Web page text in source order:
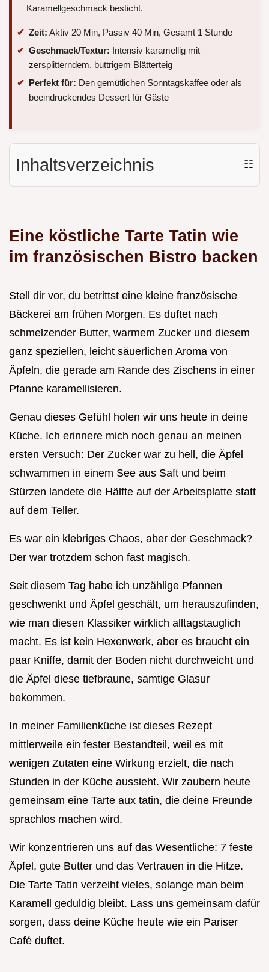
Karamellgeschmack besticht.
Zeit: Aktiv 20 Min, Passiv 40 Min, Gesamt 1 Stunde
Geschmack/Textur: Intensiv karamellig mit
zersplitterndem, buttrigem Blätterteig
Perfekt für: Den gemütlichen Sonntagskaffee oder als
beeindruckendes Dessert für Gäste
Inhaltsverzeichnis ☷
Eine köstliche Tarte Tatin wie
im französischen Bistro backen
Stell dir vor, du betrittst eine kleine französische
Bäckerei am frühen Morgen. Es duftet nach
schmelzender Butter, warmem Zucker und diesem
ganz speziellen, leicht säuerlichen Aroma von
Äpfeln, die gerade am Rande des Zischens in einer
Pfanne karamellisieren.
Genau dieses Gefühl holen wir uns heute in deine
Küche. Ich erinnere mich noch genau an meinen
ersten Versuch: Der Zucker war zu hell, die Äpfel
schwammen in einem See aus Saft und beim
Stürzen landete die Hälfte auf der Arbeitsplatte statt
auf dem Teller.
Es war ein klebriges Chaos, aber der Geschmack?
Der war trotzdem schon fast magisch.
Seit diesem Tag habe ich unzählige Pfannen
geschwenkt und Äpfel geschält, um herauszufinden,
wie man diesen Klassiker wirklich alltagstauglich
macht. Es ist kein Hexenwerk, aber es braucht ein
paar Kniffe, damit der Boden nicht durchweicht und
die Äpfel diese tiefbraune, samtige Glasur
bekommen.
In meiner Familienküche ist dieses Rezept
mittlerweile ein fester Bestandteil, weil es mit
wenigen Zutaten eine Wirkung erzielt, die nach
Stunden in der Küche aussieht. Wir zaubern heute
gemeinsam eine Tarte aux tatin, die deine Freunde
sprachlos machen wird.
Wir konzentrieren uns auf das Wesentliche: 7 feste
Äpfel, gute Butter und das Vertrauen in die Hitze.
Die Tarte Tatin verzeiht vieles, solange man beim
Karamell geduldig bleibt. Lass uns gemeinsam dafür
sorgen, dass deine Küche heute wie ein Pariser
Café duftet.